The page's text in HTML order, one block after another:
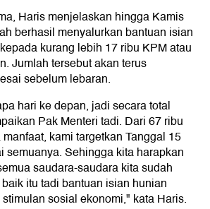
Haris menjelaskan hingga Kamis
berhasil menyalurkan bantuan isian
kurang lebih 17 ribu KPM atau
Jumlah tersebut akan terus
sebelum lebaran.
hari ke depan, jadi secara total
Pak Menteri tadi. Dari 67 ribu
kami targetkan Tanggal 15
semuanya. Sehingga kita harapkan
saudara-saudara kita sudah
itu tadi bantuan isian hunian
sosial ekonomi," kata Haris.